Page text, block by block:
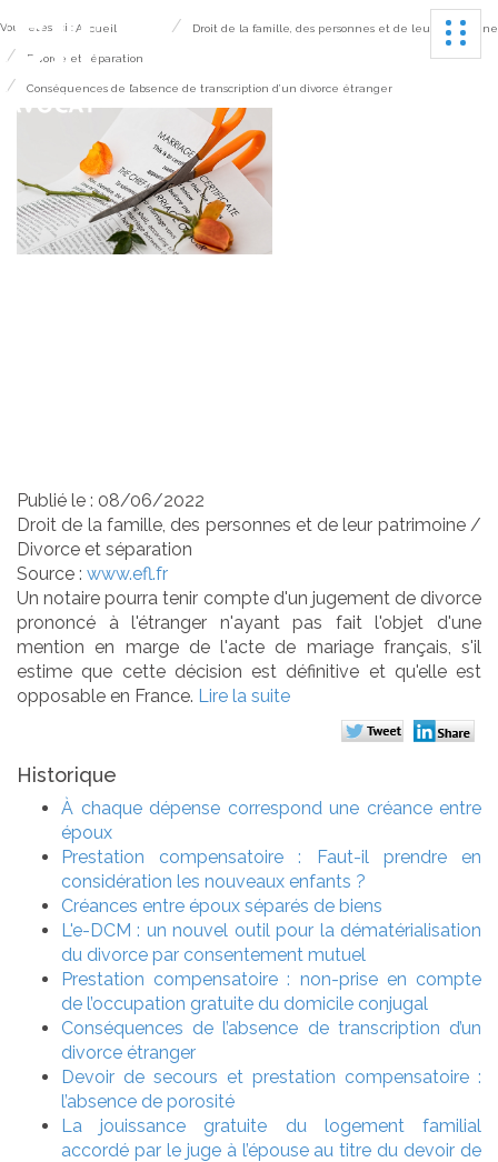
Vous êtes ici :Accueil Droit de la famille, des personnes et de leur patrimoine
Divorce et séparation
Conséquences de l’absence de transcription d’un divorce étranger
Publié le : 08/06/2022
Droit de la famille, des personnes et de leur patrimoine/
Divorce et séparation
Source : www.efl.fr
Un notaire pourra tenir compte d'un jugement de divorce
prononcé à l'étranger n'ayant pas fait l'objet d'une
mention en marge de l'acte de mariage français, s'il
estime que cette décision est définitive et qu'elle est
opposable en France. Lire la suite
Historique
À chaque dépense correspond une créance entre
époux
Prestation compensatoire : Faut-il prendre en
considération les nouveaux enfants ?
Créances entre époux séparés de biens
L'e-DCM : un nouvel outil pour la dématérialisation
du divorce par consentement mutuel
Prestation compensatoire : non-prise en compte
de l’occupation gratuite du domicile conjugal
Conséquences de l’absence de transcription d’un
divorce étranger
Devoir de secours et prestation compensatoire :
l’absence de porosité
La jouissance gratuite du logement familial
accordé par le juge à l’épouse au titre du devoir de